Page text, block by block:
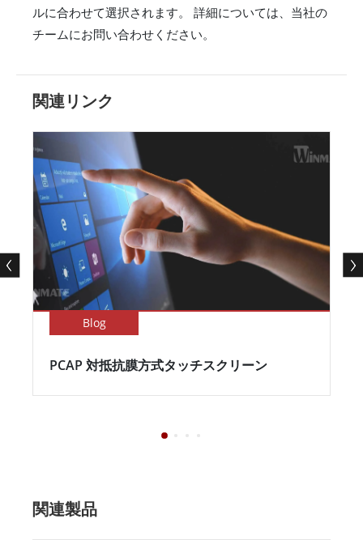
ルに合わせて選択されます。 詳細については、当社の
チームにお問い合わせください。
関連リンク
Blog
PCAP 対抵抗膜方式タッチスクリーン
関連製品